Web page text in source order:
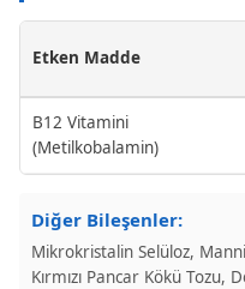
Etken Madde
B12 Vitamini
(Metilkobalamin)
Diğer Bileşenler:
Mikrokristalin Selüloz,
Kırmızı Pancar Kökü Tozu,